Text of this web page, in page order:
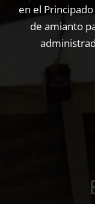
en el
de amianto